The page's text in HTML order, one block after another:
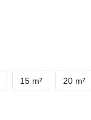
15 m² 20 m²